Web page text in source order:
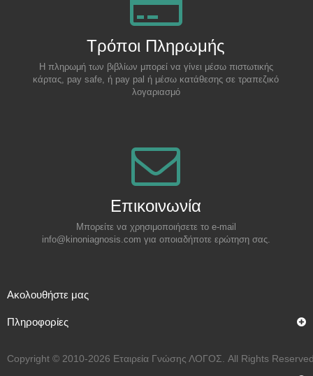
Τρόποι Πληρωμής
Η πληρωμή των βιβλίων μπορεί να γίνει μέσω πιστωτικής
κάρτας, pay safe, ή pay pal ή μέσω κατάθεσης σε τραπεζικό
λογαριασμό
Επικοινωνία
Μπορείτε να χρησιμοποιήσετε το e-mail
info@kinoniagnosis.com για οποιαδήποτε ερώτηση σας.
Aκολουθήστε μας
Πληροφορίες
Copyright © 2010-2026 Εταιρεία Γνώσης ΛΟΓΟΣ. All Rights